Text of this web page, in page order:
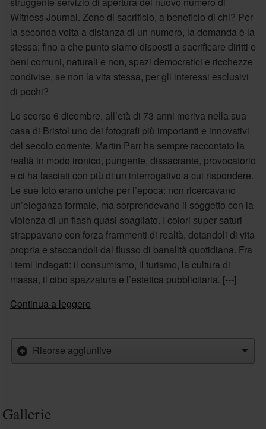
Witness Journal. Zone di sacrificio, a beneficio di chi? Per
la seconda volta a distanza di un numero, la domanda è la
stessa: fino a che punto siamo disposti a sacrificare diritti e
beni comuni, naturali e non, spazi democratici e ricchezze
condivise, se non la vita stessa, per gli interessi esclusivi
di pochi?
Lo scorso 6 dicembre, all’età di 73 anni moriva nella sua
casa di Bristol uno dei fotografi più importanti e innovativi
del secolo corrente. Martin Parr ha sempre raccontato la
realtà in modo ironico, pungente, dissacrante, provocatorio
e ci ha lasciati con più di un interrogativo a cui rispondere.
Le sue foto erano uniche per l’epoca: non ricercavano
un’eleganza formale, ma sorprendevano il soggetto con la
violenza di un flash quasi sbagliato. I colori super saturi
strappavano con forza frammenti di realtà, dotandoli di vita
propria e staccandoli dal flusso di banalità quotidiana. Fra
i temi indagati: il consumismo, il turismo, la cultura di
massa, il cibo spazzatura e l’estetica pubblicitaria. [---]
Continua a leggere
Risorse aggiuntive
Gallerie